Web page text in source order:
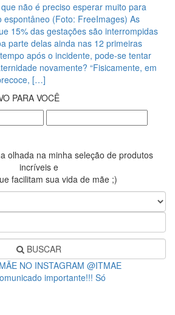
não é preciso esperar muito para
espontâneo (Foto: FreeImages) As
15% das gestações são interrompidas
parte delas ainda nas 12 primeiras
após o incidente, pode-se tentar
novamente? “Fisicamente, em
[…]
PARA VOCÊ
olhada na minha seleção de produtos
incríveis e
facilitam sua vida de mãe ;)
BUSCAR
NO INSTAGRAM @ITMAE
importante!!! Só